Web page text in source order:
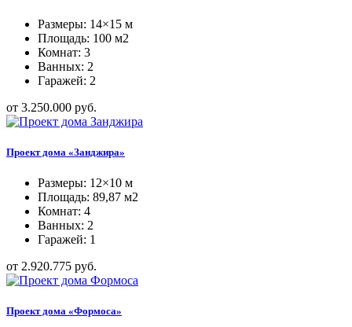
Размеры: 14×15 м
Площадь: 100 м2
Комнат: 3
Ванных: 2
Гаражей: 2
от 3.250.000 руб.
Проект дома «Занджира»
Размеры: 12×10 м
Площадь: 89,87 м2
Комнат: 4
Ванных: 2
Гаражей: 1
от 2.920.775 руб.
Проект дома «Формоса»